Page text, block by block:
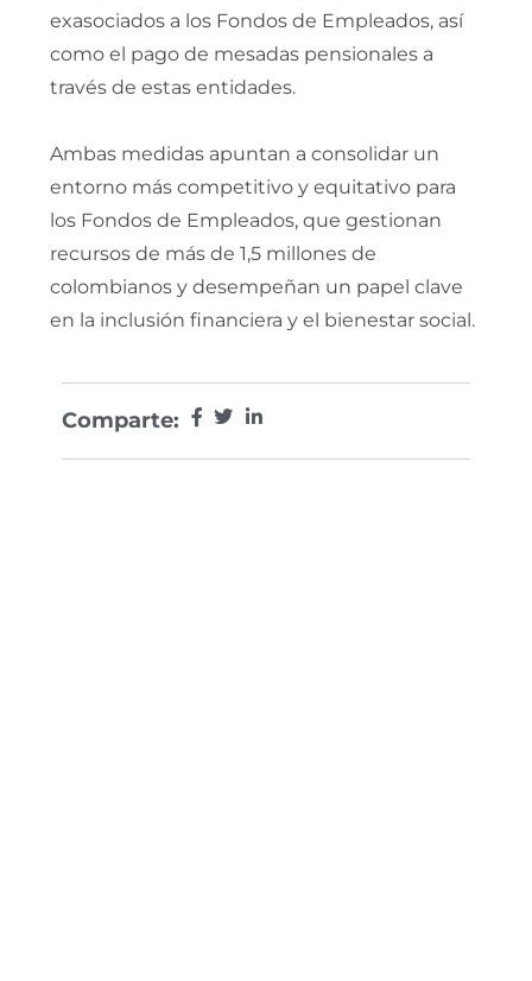
exasociados a los Fondos de Empleados, así
como el pago de mesadas pensionales a
través de estas entidades.
Ambas medidas apuntan a consolidar un
entorno más competitivo y equitativo para
los Fondos de Empleados, que gestionan
recursos de más de 1,5 millones de
colombianos y desempeñan un papel clave
en la inclusión financiera y el bienestar social.
Comparte: